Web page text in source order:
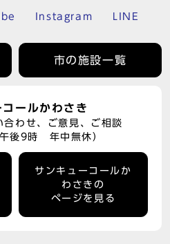
Instagram LINE
市の施設一覧
ールかわさき
合わせ、ご意見、ご相談
後9時 年中無休）
サンキューコールか
わさきの
ページを見る